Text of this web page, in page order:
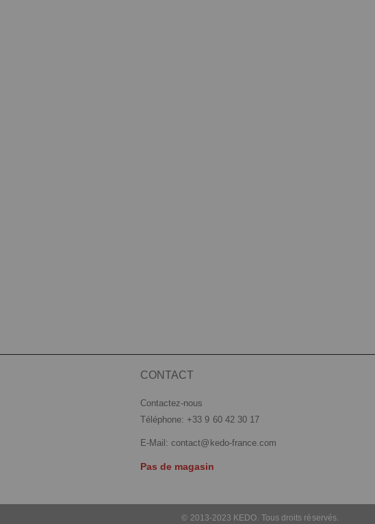
CONTACT
Contactez-nous
Téléphone: +33 9 60 42 30 17
E-Mail:contact@kedo-france.com
Pas de magasin
© 2013-2023 KEDO. Tous droits réservés.